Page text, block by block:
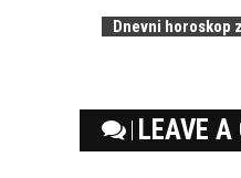
Dnevni horoskop
LEAVE